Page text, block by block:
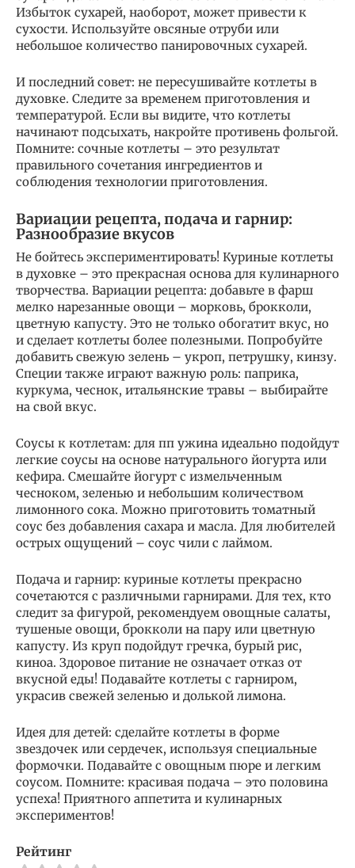
Избыток сухарей, наоборот, может привести к
сухости. Используйте овсяные отруби или
небольшое количество панировочных сухарей.
И последний совет: не пересушивайте котлеты в
духовке. Следите за временем приготовления и
температурой. Если вы видите, что котлеты
начинают подсыхать, накройте противень фольгой.
Помните: сочные котлеты – это результат
правильного сочетания ингредиентов и
соблюдения технологии приготовления.
Вариации рецепта, подача и гарнир:
Разнообразие вкусов
Не бойтесь экспериментировать! Куриные котлеты
в духовке – это прекрасная основа для кулинарного
творчества. Вариации рецепта: добавьте в фарш
мелко нарезанные овощи – морковь, брокколи,
цветную капусту. Это не только обогатит вкус, но
и сделает котлеты более полезными. Попробуйте
добавить свежую зелень – укроп, петрушку, кинзу.
Специи также играют важную роль: паприка,
куркума, чеснок, итальянские травы – выбирайте
на свой вкус.
Соусы к котлетам: для пп ужина идеально подойдут
легкие соусы на основе натурального йогурта или
кефира. Смешайте йогурт с измельченным
чесноком, зеленью и небольшим количеством
лимонного сока. Можно приготовить томатный
соус без добавления сахара и масла. Для любителей
острых ощущений – соус чили с лаймом.
Подача и гарнир: куриные котлеты прекрасно
сочетаются с различными гарнирами. Для тех, кто
следит за фигурой, рекомендуем овощные салаты,
тушеные овощи, брокколи на пару или цветную
капусту. Из круп подойдут гречка, бурый рис,
киноа. Здоровое питание не означает отказ от
вкусной еды! Подавайте котлеты с гарниром,
украсив свежей зеленью и долькой лимона.
Идея для детей: сделайте котлеты в форме
звездочек или сердечек, используя специальные
формочки. Подавайте с овощным пюре и легким
соусом. Помните: красивая подача – это половина
успеха! Приятного аппетита и кулинарных
экспериментов!
Рейтинг